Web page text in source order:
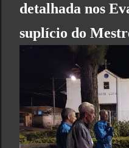
detalhada nos
suplício do